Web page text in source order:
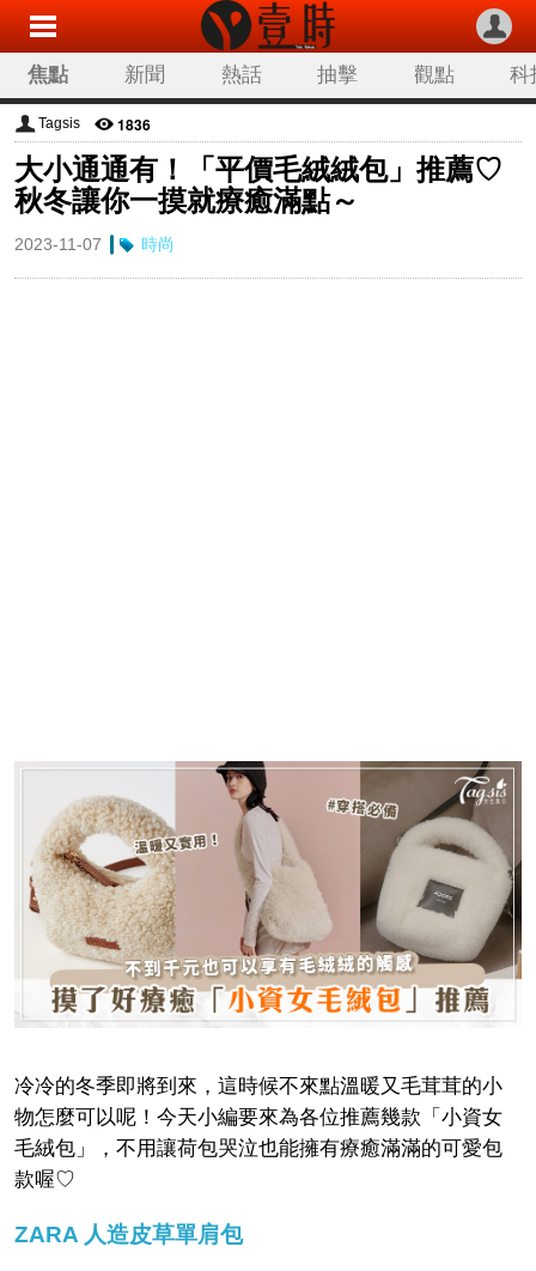
焦點 新聞 熱話 抽擊 觀點 科
Tagsis 1836
大小通通有！「平價毛絨絨包」推薦♡
秋冬讓你一摸就療癒滿點～
2023-11-07 時尚
冷冷的冬季即將到來，這時候不來點溫暖又毛茸茸的小
物怎麼可以呢！今天小編要來為各位推薦幾款「小資女
毛絨包」，不用讓荷包哭泣也能擁有療癒滿滿的可愛包
款喔♡
ZARA 人造皮草單肩包